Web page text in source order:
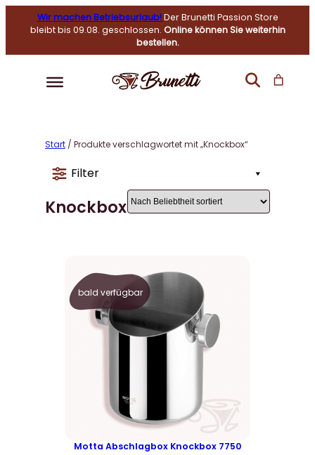
Wir machen Betriebsurlaub!Der Brunetti Passion Store
bleibt bis 09.08. geschlossen. Online können Sie weiterhin
bestellen.
Start / Produkte verschlagwortet mit „Knockbox“
Filter
Knockbox
bald verfügbar
Motta Abschlagbox Knockbox 7750